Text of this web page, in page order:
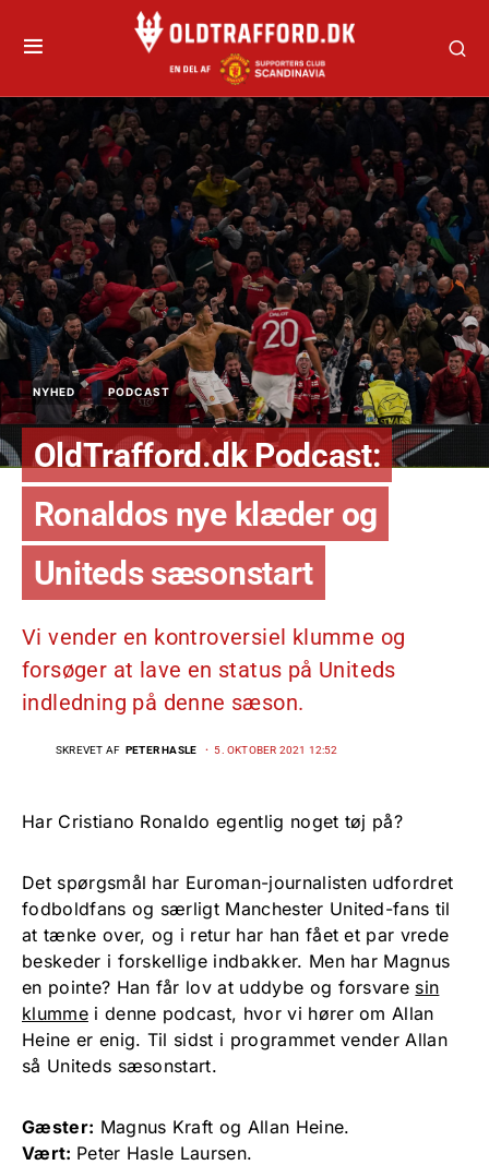
NYHED PODCAST
OldTrafford.dk Podcast:
Ronaldos nye klæder og
Uniteds sæsonstart
Vi vender en kontroversiel klumme og
forsøger at lave en status på Uniteds
indledning på denne sæson.
SKREVET AF PETER HASLE 5. OKTOBER 2021 12:52
Har Cristiano Ronaldo egentlig noget tøj på?
Det spørgsmål har Euroman-journalisten udfordret
fodboldfans og særligt Manchester United-fans til
at tænke over, og i retur har han fået et par vrede
beskeder i forskellige indbakker. Men har Magnus
en pointe? Han får lov at uddybe og forsvare sin
klummei denne podcast, hvor vi hører om Allan
Heine er enig. Til sidst i programmet vender Allan
så Uniteds sæsonstart.
Gæster: Magnus Kraft og Allan Heine.
Vært: Peter Hasle Laursen.